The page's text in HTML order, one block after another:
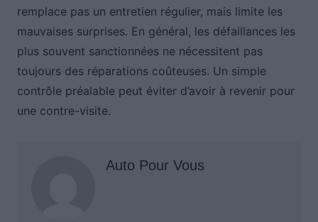
remplace pas un entretien régulier, mais limite les
mauvaises surprises. En général, les défaillances les
plus souvent sanctionnées ne nécessitent pas
toujours des réparations coûteuses. Un simple
contrôle préalable peut éviter d’avoir à revenir pour
une contre-visite.
Auto Pour Vous